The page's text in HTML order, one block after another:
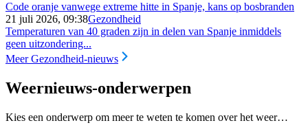
Code oranje vanwege extreme hitte in Spanje, kans op bosbranden
21 juli 2026, 09:38Gezondheid
Temperaturen van 40 graden zijn in delen van Spanje inmiddels
geen uitzondering...
Meer Gezondheid-nieuws
Weernieuws-onderwerpen
Kies een onderwerp om meer te weten te komen over het weer…